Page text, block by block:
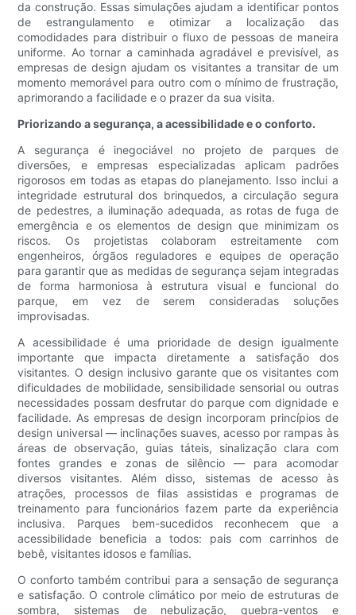
da construção. Essas simulações ajudam a identificar pontos
de estrangulamento e otimizar a localização das
comodidades para distribuir o fluxo de pessoas de maneira
uniforme. Ao tornar a caminhada agradável e previsível, as
empresas de design ajudam os visitantes a transitar de um
momento memorável para outro com o mínimo de frustração,
aprimorando a facilidade e o prazer da sua visita.
Priorizando a segurança, a acessibilidade e o conforto.
A segurança é inegociável no projeto de parques de
diversões, e empresas especializadas aplicam padrões
rigorosos em todas as etapas do planejamento. Isso inclui a
integridade estrutural dos brinquedos, a circulação segura
de pedestres, a iluminação adequada, as rotas de fuga de
emergência e os elementos de design que minimizam os
riscos. Os projetistas colaboram estreitamente com
engenheiros, órgãos reguladores e equipes de operação
para garantir que as medidas de segurança sejam integradas
de forma harmoniosa à estrutura visual e funcional do
parque, em vez de serem consideradas soluções
improvisadas.
A acessibilidade é uma prioridade de design igualmente
importante que impacta diretamente a satisfação dos
visitantes. O design inclusivo garante que os visitantes com
dificuldades de mobilidade, sensibilidade sensorial ou outras
necessidades possam desfrutar do parque com dignidade e
facilidade. As empresas de design incorporam princípios de
design universal — inclinações suaves, acesso por rampas às
áreas de observação, guias táteis, sinalização clara com
fontes grandes e zonas de silêncio — para acomodar
diversos visitantes. Além disso, sistemas de acesso às
atrações, processos de filas assistidas e programas de
treinamento para funcionários fazem parte da experiência
inclusiva. Parques bem-sucedidos reconhecem que a
acessibilidade beneficia a todos: pais com carrinhos de
bebê, visitantes idosos e famílias.
O conforto também contribui para a sensação de segurança
e satisfação. O controle climático por meio de estruturas de
sombra, sistemas de nebulização, quebra-ventos e